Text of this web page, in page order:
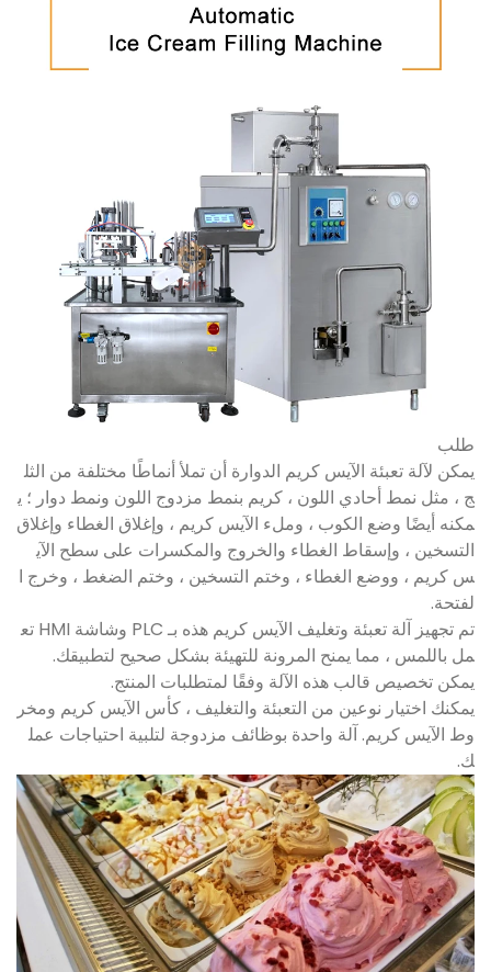
طلب
يمكن لآلة تعبئة الآيس كريم الدوارة أن تملأ أنماطًا مختلفة من الثل
ج ، مثل نمط أحادي اللون ، كريم بنمط مزدوج اللون ونمط دوار ؛ ي
مكنه أيضًا وضع الكوب ، وملء الآيس كريم ، وإغلاق الغطاء وإغلاق
التسخين ، وإسقاط الغطاء والخروج والمكسرات على سطح الآي
س كريم ، ووضع الغطاء ، وختم التسخين ، وختم الضغط ، وخرج ا
لفتحة.
تم تجهيز آلة تعبئة وتغليف الآيس كريم هذه بـ PLC وشاشة HMI تع
مل باللمس ، مما يمنح المرونة للتهيئة بشكل صحيح لتطبيقك.
يمكن تخصيص قالب هذه الآلة وفقًا لمتطلبات المنتج.
يمكنك اختيار نوعين من التعبئة والتغليف ، كأس الآيس كريم ومخر
وط الآيس كريم. آلة واحدة بوظائف مزدوجة لتلبية احتياجات عمل
ك.